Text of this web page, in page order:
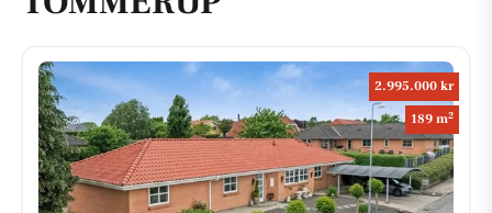
2.995.000 kr
189 m2